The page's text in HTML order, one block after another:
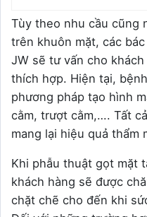
Tùy theo nhu cầu cũng
trên khuôn mặt, các
JW sẽ tư vấn cho
thích hợp. Hiện tại,
phương pháp tạo hình
cằm, trượt cằm,…. Tất
mang lại hiệu quả thẩm
Khi phẫu thuật gọt mặt
khách hàng sẽ được
chặt chẽ cho đến khi